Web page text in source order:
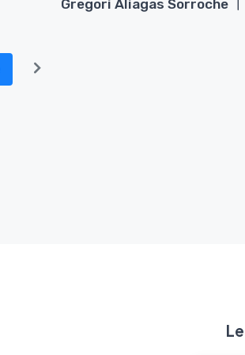
Gregori Aliagas Sorroche